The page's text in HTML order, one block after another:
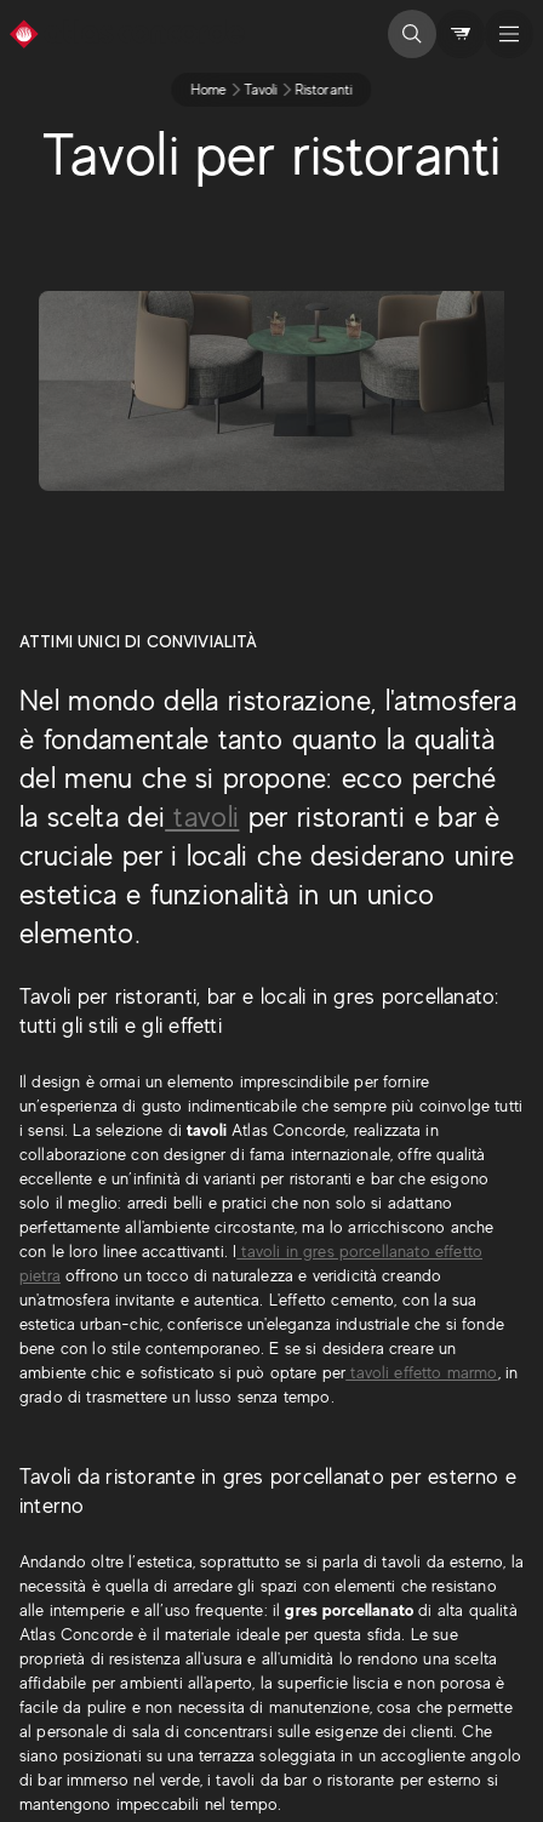
Home Tavoli Ristoranti
Tavoli per ristoranti
ATTIMI UNICI DI CONVIVIALITÀ
Nel mondo della ristorazione, l'atmosfera
è fondamentale tanto quanto la qualità
del menu che si propone: ecco perché
la scelta dei tavoli per ristoranti e bar è
cruciale per i locali che desiderano unire
estetica e funzionalità in un unico
elemento.
Tavoli per ristoranti, bar e locali in gres porcellanato:
tutti gli stili e gli effetti
Il design è ormai un elemento imprescindibile per fornire
un’esperienza di gusto indimenticabile che sempre più coinvolge tutti
i sensi. La selezione ditavoliAtlas Concorde, realizzata in
collaborazione con designer di fama internazionale, offre qualità
eccellente e un’infinità di varianti per ristoranti e bar che esigono
solo il meglio: arredi belli e pratici che non solo si adattano
perfettamente all'ambiente circostante, ma lo arricchiscono anche
con le loro linee accattivanti. I tavoli in gres porcellanato effetto
pietra offrono un tocco di naturalezza e veridicità creando
un'atmosfera invitante e autentica. L'effetto cemento, con la sua
estetica urban-chic, conferisce un'eleganza industriale che si fonde
bene con lo stile contemporaneo. E se si desidera creare un
ambiente chic e sofisticato si può optare per tavoli effetto marmo , in
grado di trasmettere un lusso senza tempo.
Tavoli da ristorante in gres porcellanato per esterno e
interno
Andando oltre l’estetica, soprattutto se si parla di tavoli da esterno, la
necessità è quella di arredare gli spazi con elementi che resistano
alle intemperie e all’uso frequente: ilgres porcellanato di alta qualità
Atlas Concorde è il materiale ideale per questa sfida. Le sue
proprietà di resistenza all'usura e all'umidità lo rendono una scelta
affidabile per ambienti all'aperto, la superficie liscia e non porosa è
facile da pulire e non necessita di manutenzione, cosa che permette
al personale di sala di concentrarsi sulle esigenze dei clienti. Che
siano posizionati su una terrazza soleggiata in un accogliente angolo
di bar immerso nel verde, i tavoli da bar o ristorante per esterno si
mantengono impeccabili nel tempo.